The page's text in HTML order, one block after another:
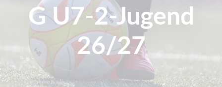
G U7-2-Jugend
26/27